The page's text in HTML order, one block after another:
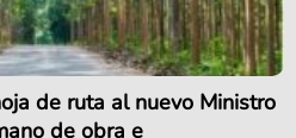
de ruta al nuevo Ministro
de obra e